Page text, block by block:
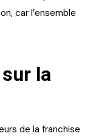
car l’ensemble
la
de la franchise